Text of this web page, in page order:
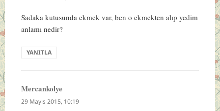
Sadaka kutusunda ekmek var, ben o ekmekten alıp yedim
anlamı nedir?
YANITLA
Mercankolye
ki:
29 Mayıs 2015, 10:19